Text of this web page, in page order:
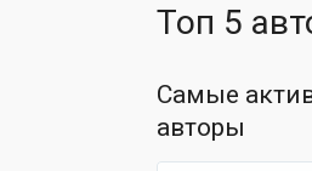
Топ 5
Самые
авторы